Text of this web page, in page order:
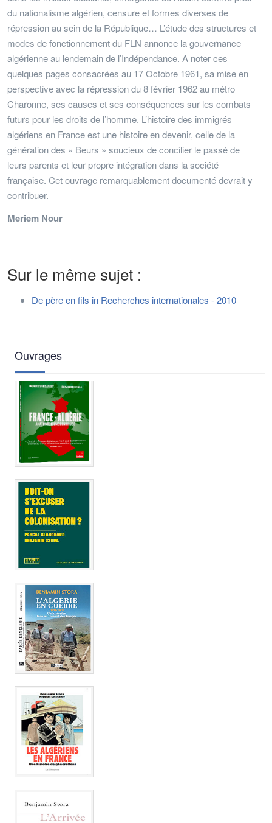
du nationalisme algérien, censure et formes diverses de
répression au sein de la République… L’étude des structures et
modes de fonctionnement du FLN annonce la gouvernance
algérienne au lendemain de l’Indépendance. A noter ces
quelques pages consacrées au 17 Octobre 1961, sa mise en
perspective avec la répression du 8 février 1962 au métro
Charonne, ses causes et ses conséquences sur les combats
futurs pour les droits de l’homme. L’histoire des immigrés
algériens en France est une histoire en devenir, celle de la
génération des « Beurs » soucieux de concilier le passé de
leurs parents et leur propre intégration dans la société
française. Cet ouvrage remarquablement documenté devrait y
contribuer.
Meriem Nour
Sur le même sujet :
De père en fils in Recherches internationales - 2010
Ouvrages